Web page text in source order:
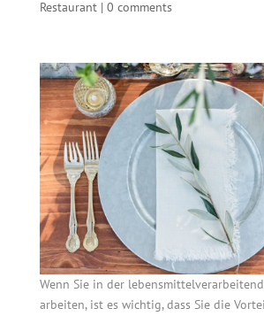
Restaurant| 0 comments
Wenn Sie in der
arbeiten, ist es wichtig, dass Sie die